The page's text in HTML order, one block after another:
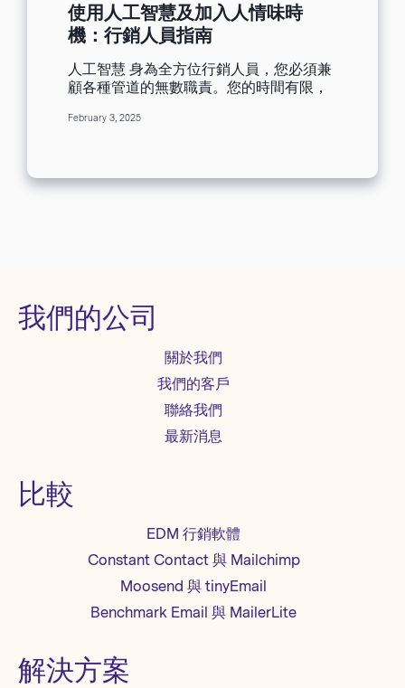
使用人工智慧及加入人情味時
機：行銷人員指南
人工智慧 身為全方位行銷人員，您必須兼
顧各種管道的無數職責。您的時間有限，
人工智慧 (AI) 會成為關注焦點。從簡化重
銷的奧妙在於知道何時該倚賴靠人工智
望量身打造的體驗，但為數千名訂閱用戶
手動個人化電子郵件是不可能的。人工智
預測使用者偏好，並依據過往行為推薦內
容或產品。這可以確保您的郵件具有相關
性，而不會耗費您一天的時間。 最佳化郵
件主旨 寫出完美的邮件主旨感覺就像是一
場猜謎遊戲。AI 郵件主旨產生器可以產生
提高開啟率的主旨。它讓您不用再猜測如
測試和分析 AI 可以對您的行銷活動進行自
動化...
February 3, 2025
我們的公司
關於我們
我們的客戶
聯絡我們
最新消息
比較
EDM 行銷軟體
Constant Contact 與 Mailchimp
Moosend 與 tinyEmail
Benchmark Email 與 MailerLite
解決方案